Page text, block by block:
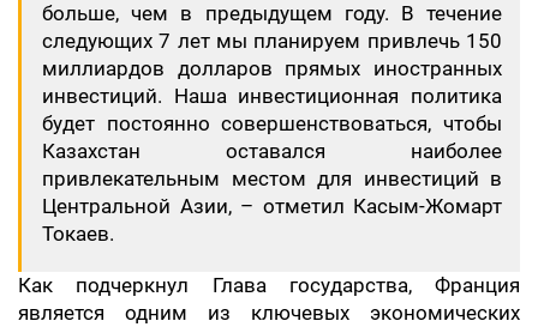
больше, чем в предыдущем году. В течение
следующих 7 лет мы планируем привлечь 150
миллиардов долларов прямых иностранных
инвестиций. Наша инвестиционная политика
будет постоянно совершенствоваться, чтобы
Казахстан оставался наиболее
привлекательным местом для инвестиций в
Центральной Азии, – отметил Касым-Жомарт
Токаев.
Как подчеркнул Глава государства, Франция
является одним из ключевых экономических